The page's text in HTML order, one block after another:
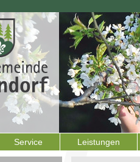
Service Leistungen